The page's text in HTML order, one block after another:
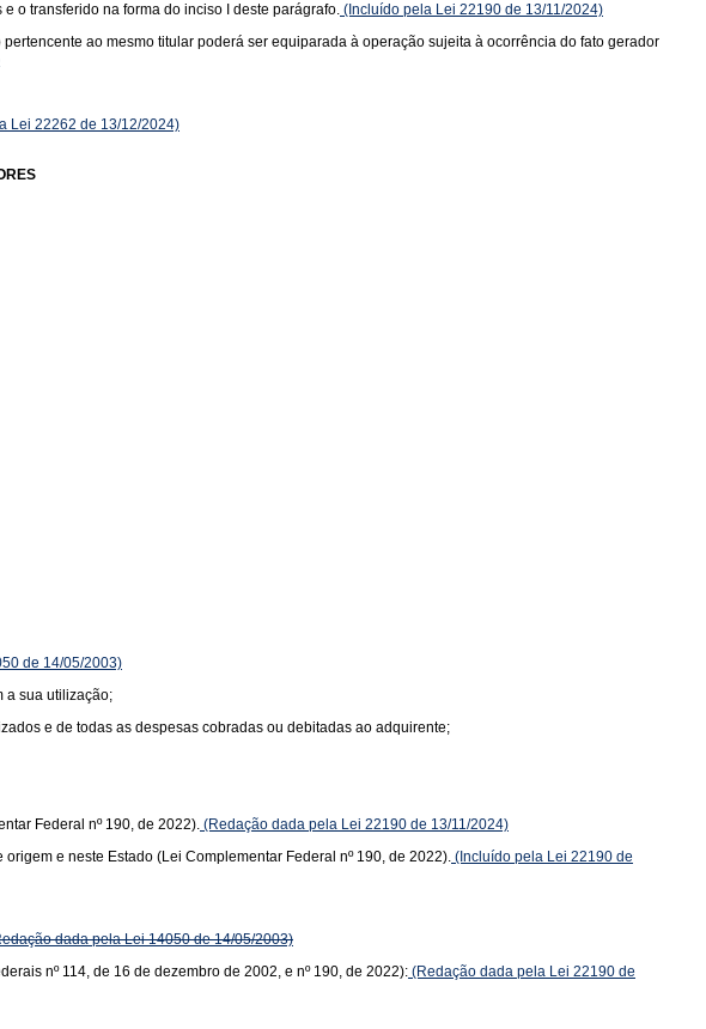
o transferido na forma do inciso I deste parágrafo. (Incluído pela Lei 22190 de 13/11/2024)
ao mesmo titular poderá ser equiparada à operação sujeita à ocorrência do fato gerador
Lei 22262 de 13/12/2024)
de 14/05/2003)
a sua utilização;
e de todas as despesas cobradas ou debitadas ao adquirente;
Federal nº 190, de 2022). (Redação dada pela Lei 22190 de 13/11/2024)
e neste Estado (Lei Complementar Federal nº 190, de 2022). (Incluído pela Lei 22190 de
dada pela Lei 14050 de 14/05/2003)
nº 114, de 16 de dezembro de 2002, e nº 190, de 2022): (Redação dada pela Lei 22190 de